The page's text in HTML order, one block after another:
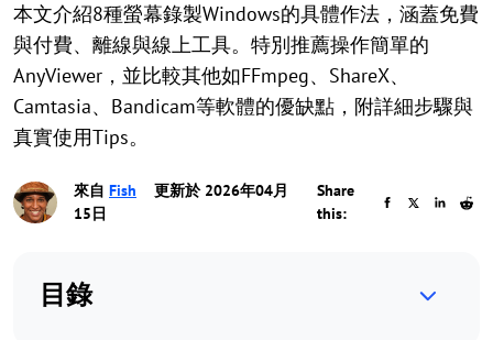
本文介紹8種螢幕錄製Windows的具體作法，涵蓋免費
與付費、離線與線上工具。特別推薦操作簡單的
AnyViewer，並比較其他如FFmpeg、ShareX、
Camtasia、Bandicam等軟體的優缺點，附詳細步驟與
真實使用Tips。
來自 Fish
更新於 2026年04月
15日
Share
this:
目錄